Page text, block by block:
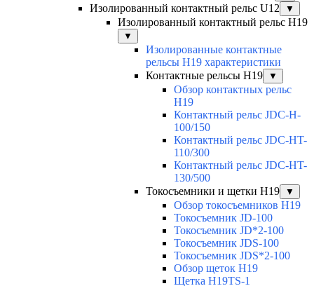
Изолированный контактный рельс U12 ▼
Изолированный контактный рельс Н19
▼
Изолированные контактные
рельсы Н19 характеристики
Контактные рельсы H19
▼
Обзор контактных рельс
H19
Контактный рельс JDC-H-
100/150
Контактный рельс JDC-HT-
110/300
Контактный рельс JDC-HT-
130/500
Токосъемники и щетки H19
▼
Обзор токосъемников H19
Токосъемник JD-100
Токосъемник JD*2-100
Токосъемник JDS-100
Токосъемник JDS*2-100
Обзор щеток H19
Щетка H19TS-1